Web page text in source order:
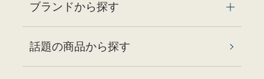
ブランドから探す
話題の商品から探す